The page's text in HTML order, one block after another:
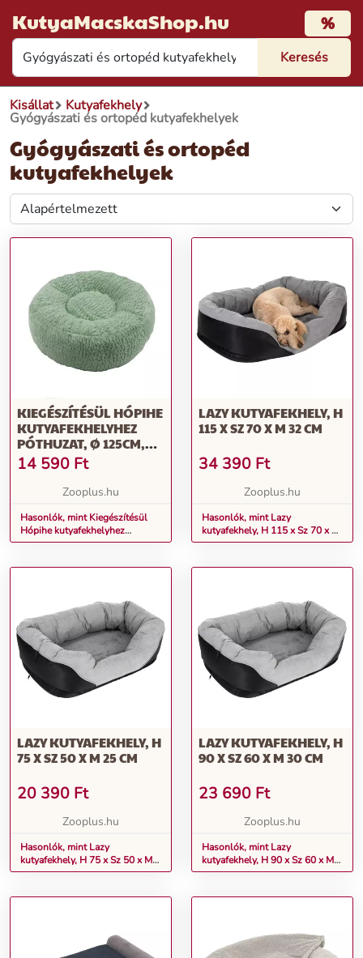
KutyaMacskaShop.hu %
Kisállat Kutyafekhely
Gyógyászati és ortopéd kutyafekhelyek
Gyógyászati és ortopéd
kutyafekhelyek
KIEGÉSZÍTÉSÜL HÓPIHE
KUTYAFEKHELYHEZ
PÓTHUZAT, Ø 125CM,
MENTAZÖLD
14 590 Ft
Zooplus.hu
Hasonlók, mint Kiegészítésül
Hópihe kutyafekhelyhez
póthuzat, Ø 125cm, mentazöld
LAZY KUTYAFEKHELY, H
115 X SZ 70 X M 32 CM
34 390 Ft
Zooplus.hu
Hasonlók, mint Lazy
kutyafekhely, H 115 x Sz 70 x M
32 cm
LAZY KUTYAFEKHELY, H
75 X SZ 50 X M 25 CM
20 390 Ft
Zooplus.hu
Hasonlók, mint Lazy
kutyafekhely, H 75 x Sz 50 x M
25 cm
LAZY KUTYAFEKHELY, H
90 X SZ 60 X M 30 CM
23 690 Ft
Zooplus.hu
Hasonlók, mint Lazy
kutyafekhely, H 90 x Sz 60 x M
30 cm